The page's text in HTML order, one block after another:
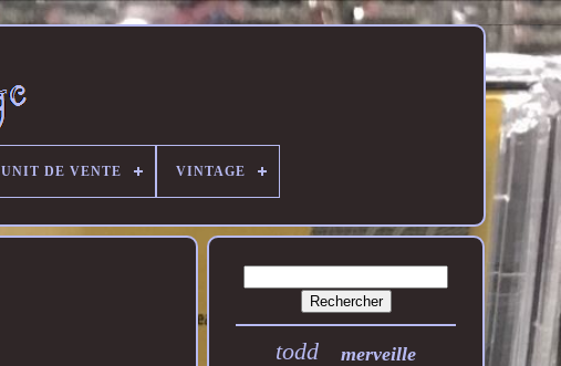
UNIT DE VENTE VINTAGE
todd merveille